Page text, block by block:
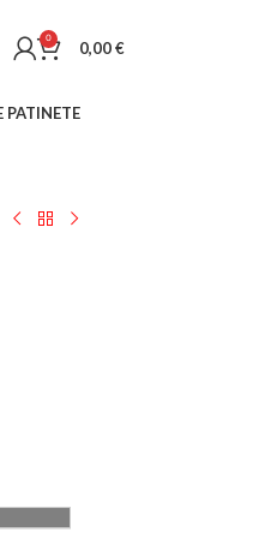
0 0,00€
PATINETE